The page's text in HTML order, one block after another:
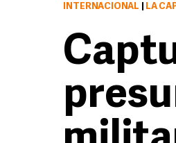
INTERNACIONAL LA